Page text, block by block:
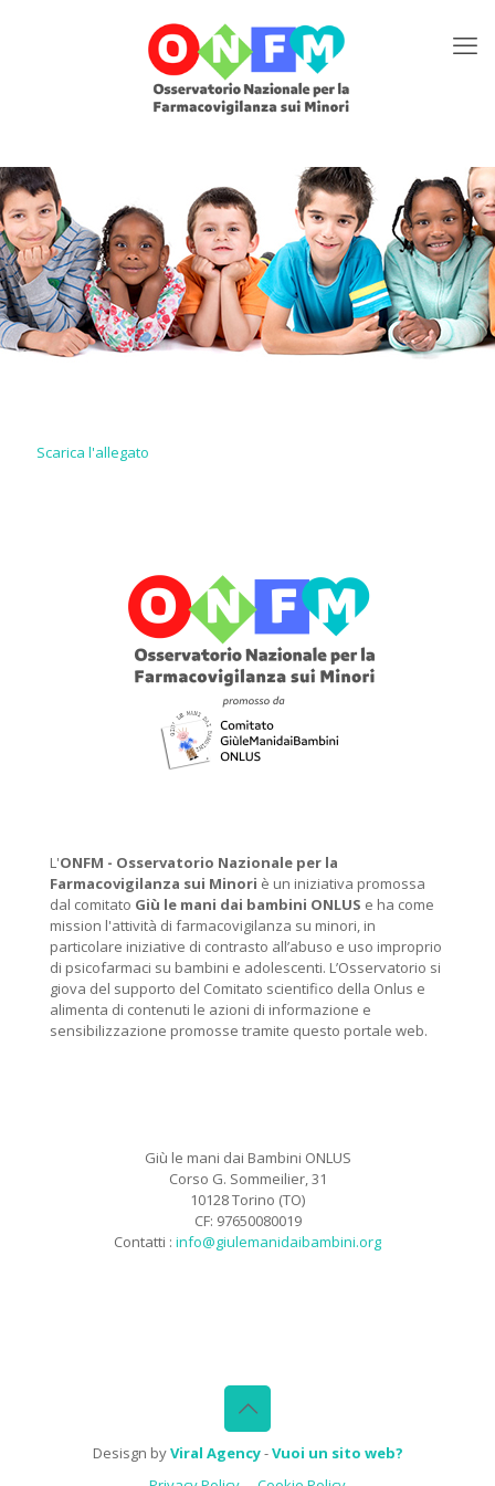
Scarica l'allegato
L'ONFM - Osservatorio Nazionale per la
Farmacovigilanza sui Minori è un iniziativa promossa
dal comitato Giù le mani dai bambini ONLUS e ha come
mission l'attività di farmacovigilanza su minori, in
particolare iniziative di contrasto all’abuso e uso improprio
di psicofarmaci su bambini e adolescenti. L’Osservatorio si
giova del supporto del Comitato scientifico della Onlus e
alimenta di contenuti le azioni di informazione e
sensibilizzazione promosse tramite questo portale web.
Giù le mani dai Bambini ONLUS
Corso G. Sommeilier, 31
10128 Torino (TO)
CF: 97650080019
Contatti : info@giulemanidaibambini.org
Desisgn byViral Agency-Vuoi un sito web?